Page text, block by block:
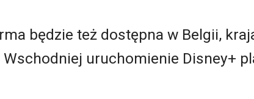
będzie też dostępna w Belgii,
uruchomienie Disney+